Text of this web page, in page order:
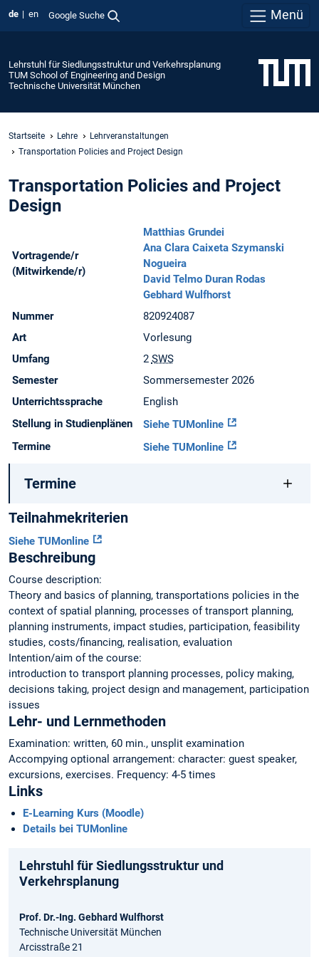
de en Google Suche Menü
Lehrstuhl für Siedlungsstruktur und Verkehrsplanung
TUM School of Engineering and Design
Technische Universität München
Startseite Lehre
Lehrveranstaltungen
Transportation Policies and Project Design
Transportation Policies and Project
Design
Vortragende/r
(Mitwirkende/r)
Matthias Grundei
Ana Clara Caixeta Szymanski
Nogueira
David Telmo Duran Rodas
Gebhard Wulfhorst
Nummer
820924087
Art
Vorlesung
Umfang
2 SWS
Semester
Sommersemester 2026
Unterrichtssprache
English
Stellung in Studienplänen
Siehe TUMonline
Termine
Siehe TUMonline
Termine
Teilnahmekriterien
Siehe TUMonline
Beschreibung
Course description:
Theory and basics of planning, transportations policies in the
context of spatial planning, processes of transport planning,
planning instruments, impact studies, participation, feasibility
studies, costs/financing, realisation, evaluation
Intention/aim of the course:
introduction to transport planning processes, policy making,
decisions taking, project design and management, participation
issues
Lehr- und Lernmethoden
Examination: written, 60 min., unsplit examination
Accompying optional arrangement: character: guest speaker,
excursions, exercises. Frequency: 4-5 times
Links
E-Learning Kurs (Moodle)
Details bei TUMonline
Lehrstuhl für Siedlungsstruktur und
Verkehrsplanung
Prof. Dr.-Ing. Gebhard Wulfhorst
Technische Universität München
Arcisstraße 21